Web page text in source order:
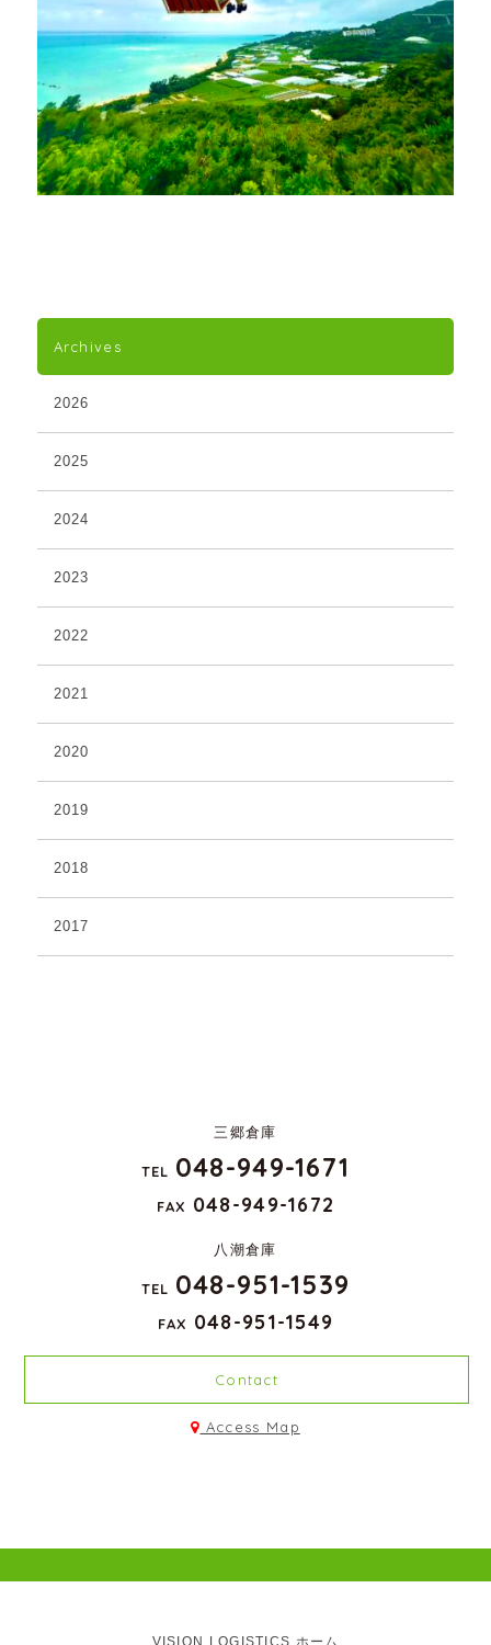
Archives
2026
2025
2024
2023
2022
2021
2020
2019
2018
2017
三郷倉庫
TEL 048-949-1671
FAX 048-949-1672
八潮倉庫
TEL 048-951-1539
FAX 048-951-1549
Contact
Access Map
VISION LOGISTICS ホーム